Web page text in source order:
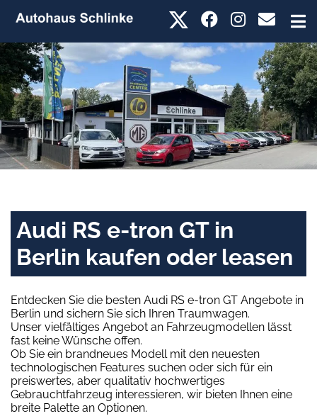
Audi RS e-tron GT in
Berlin kaufen oder leasen
Entdecken Sie die besten Audi RS e-tron GT Angebote in
Berlin und sichern Sie sich Ihren Traumwagen.
Unser vielfältiges Angebot an Fahrzeugmodellen lässt
fast keine Wünsche offen.
Ob Sie ein brandneues Modell mit den neuesten
technologischen Features suchen oder sich für ein
preiswertes, aber qualitativ hochwertiges
Gebrauchtfahrzeug interessieren, wir bieten Ihnen eine
breite Palette an Optionen.